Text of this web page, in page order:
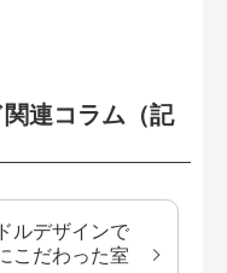
連コラム（記
ルデザインで
こだわった室